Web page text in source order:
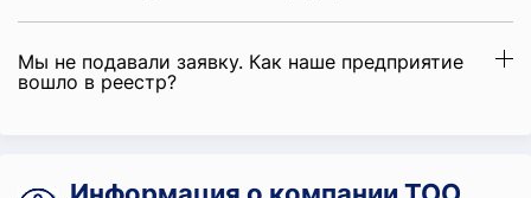
Мы не подавали заявку. Как наше предприятие
вошло в реестр?